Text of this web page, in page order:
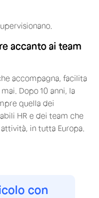
accanto ai team
accompagna, facilita
Dopo 10 anni, la
quella dei
HR e dei team che
in tutta Europa.
con